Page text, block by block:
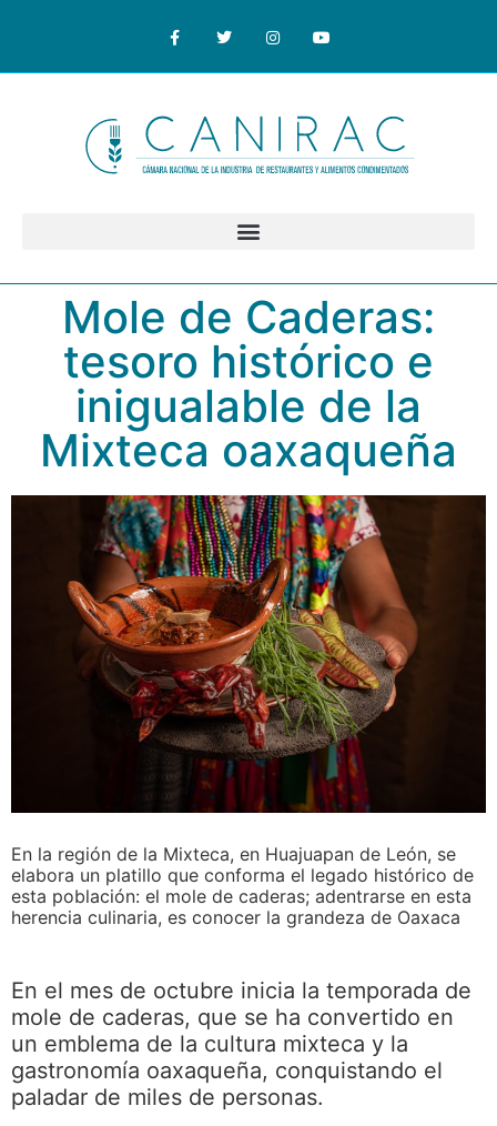
Mole de Caderas:
tesoro histórico e
inigualable de la
Mixteca oaxaqueña
En la región de la Mixteca, en Huajuapan de León, se
elabora un platillo que conforma el legado histórico de
esta población: el mole de caderas; adentrarse en esta
herencia culinaria, es conocer la grandeza de Oaxaca
En el mes de octubre inicia la temporada de
mole de caderas, que se ha convertido en
un emblema de la cultura mixteca y la
gastronomía oaxaqueña, conquistando el
paladar de miles de personas.